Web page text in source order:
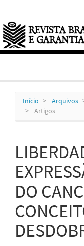
Conteúdo
principal
Barra
Lateral
Início Arquivos
Artigos
DO